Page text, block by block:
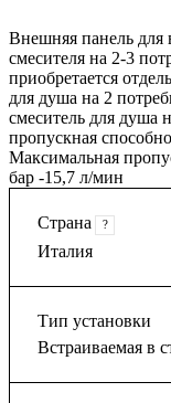
Внешняя панель для
смесителя на 2-3
приобретается
для душа на 2
смеситель для душа
пропускная
Максимальная
бар -15,7 л/мин
Страна ?
Италия
Тип установки
Встраиваемая в